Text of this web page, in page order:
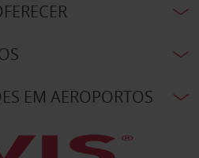
EM AEROPORTOS